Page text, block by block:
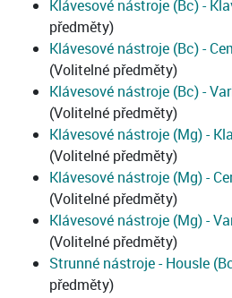
Klávesové nástroje (Bc) -
předměty)
Klávesové nástroje (Bc) -
(Volitelné předměty)
Klávesové nástroje (Bc) -
(Volitelné předměty)
Klávesové nástroje (Mg) -
(Volitelné předměty)
Klávesové nástroje (Mg) -
(Volitelné předměty)
Klávesové nástroje (Mg) -
(Volitelné předměty)
Strunné nástroje - Housle
předměty)